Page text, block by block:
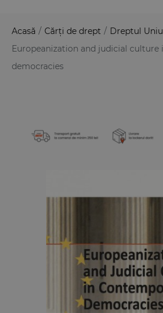
Acasă / Cărți de drept / Dreptul
Europeanization and judicial
democracies